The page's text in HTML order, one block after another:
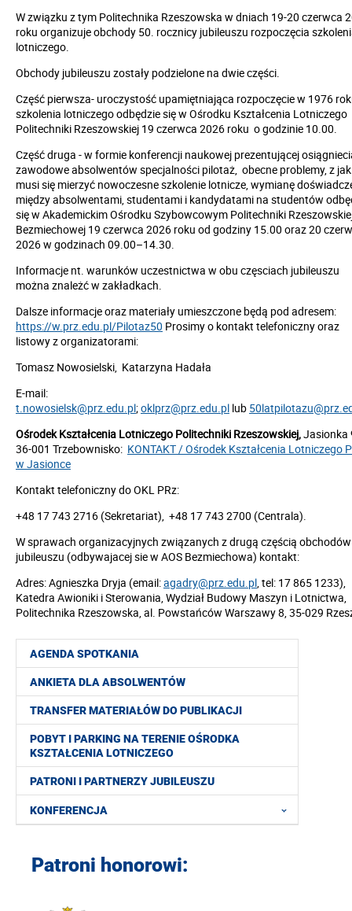
AGENDA SPOTKANIA
ANKIETA DLA ABSOLWENTÓW
TRANSFER MATERIAŁÓW DO PUBLIKACJI
POBYT I PARKING NA TERENIE OŚRODKA
KSZTAŁCENIA LOTNICZEGO
PATRONI I PARTNERZY JUBILEUSZU
KONFERENCJA
Patroni honorowi:
W związku z tym Politechnika Rzeszowska w dniach 19-20 czerwca
roku organizuje obchody 50. rocznicy jubileuszu rozpoczęcia
lotniczego.
Obchody jubileuszu zostały podzielone na dwie części.
Część pierwsza- uroczystość upamiętniająca rozpoczęcie w 1976
szkolenia lotniczego odbędzie się w Ośrodku Kształcenia Lotniczego
Politechniki Rzeszowskiej 19 czerwca 2026 roku o godzinie 10.00.
Część druga - w formie konferencji naukowej prezentującej
zawodowe absolwentów specjalności pilotaż, obecne problemy, z
musi się mierzyć nowoczesne szkolenie lotnicze, wymianę
między absolwentami, studentami i kandydatami na studentów
się w Akademickim Ośrodku Szybowcowym Politechniki
Bezmiechowej 19 czerwca 2026 roku od godziny 15.00 oraz 20
2026 w godzinach 09.00–14.30.
Informacje nt. warunków uczestnictwa w obu częsciach jubileuszu
można znależć w zakładkach.
Dalsze informacje oraz materiały umieszczone będą pod adresem:
https://w.prz.edu.pl/Pilotaz50 Prosimy o kontakt telefoniczny oraz
listowy z organizatorami:
Tomasz Nowosielski, Katarzyna Hadała
E-mail:
t.nowosielsk@prz.edu.pl;oklprz@prz.edu.pl lub
Ośrodek Kształcenia Lotniczego Politechniki Rzeszowskiej,Jasionka
36-001 Trzebownisko: KONTAKT / Ośrodek Kształcenia Lotniczego
w Jasionce
Kontakt telefoniczny do OKL PRz:
+48 17 743 2716 (Sekretariat), +48 17 743 2700 (Centrala).
W sprawach organizacyjnych związanych z drugą częścią obchodów
jubileuszu (odbywajacej sie w AOS Bezmiechowa) kontakt:
Adres: Agnieszka Dryja (email:agadry@prz.edu.pl, tel: 17 865 1233),
Katedra Awioniki i Sterowania, Wydział Budowy Maszyn i Lotnictwa,
Politechnika Rzeszowska, al. Powstańców Warszawy 8, 35-029